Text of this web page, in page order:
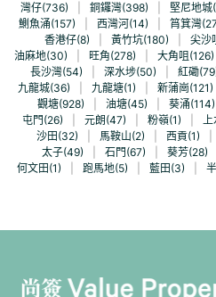
灣仔(736)
銅鑼灣(398) 堅尼地城
鰂魚涌(157)
西灣河(14) 筲箕灣
香港仔(8)
黃竹坑(180) 尖沙
油麻地(30)
旺角(278) 大角咀(126)
長沙灣(54)
深水埗(50) 紅磡
九龍城(36)
九龍塘(1) 新蒲崗(121)
觀塘(928)
油塘(45) 葵涌(114)
屯門(26)
元朗(47) 粉嶺(1) 上
沙田(32)
馬鞍山(2) 西貢(1)
太子(49)
石門(67) 葵芳(28)
何文田(1)
跑馬地(5) 藍田(3)